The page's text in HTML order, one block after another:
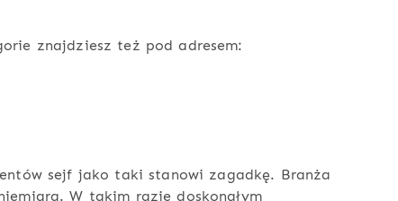
znajdziesz też pod adresem:
sejf jako taki stanowi zagadkę. Branża
W takim razie doskonałym